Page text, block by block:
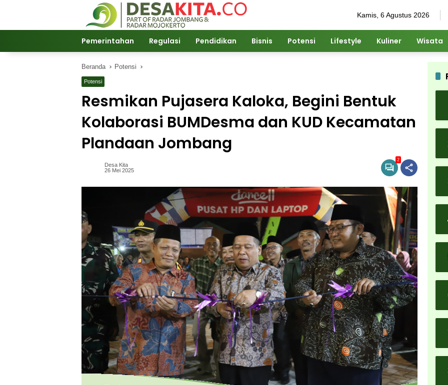
Kamis, 6 Agustus 2026
Pemerintahan Regulasi Pendidikan Bisnis Potensi Lifestyle Kuliner Wisata
Beranda Potensi
Potensi
Resmikan Pujasera Kaloka, Begini Bentuk
Kolaborasi BUMDesma dan KUD Kecamatan
Plandaan Jombang
Desa Kita
26 Mei 2025
2